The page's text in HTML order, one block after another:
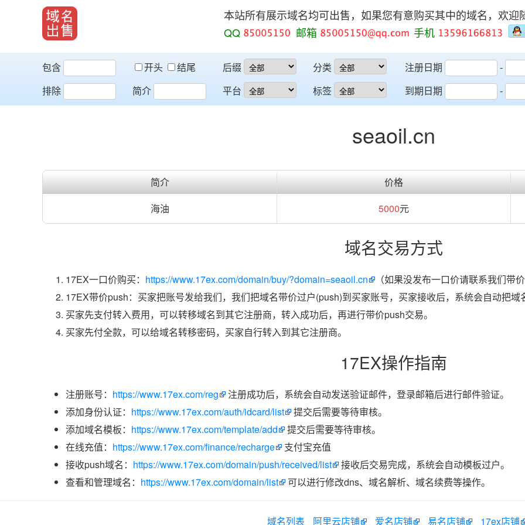
本站所有展示域名均可出售，如果您有意购买其中的域名，欢迎
QQ
邮箱 手机
包含 开头
结尾
排除
简介
后缀
平台
分类
标签
注册日期
-
到期日期
-
seaoil.cn
简介 价格
海油
5000元
域名交易方式
17EX一口价购买： https://www.17ex.com/domain/buy/?domain=seaoil.cn
（如果没发布一口价请联系我们带价
17EX带价push：买家把账号发给我们，我们把域名带价过户(push)到买家账号，买家接收后，系统会自动把域
买家先支付转入费用，可以转移域名到其它注册商，转入成功后，再进行带价push交易。
买家先付全款，可以给域名转移密码，买家自行转入到其它注册商。
17EX操作指南
注册账号： https://www.17ex.com/reg
注册成功后，系统会自动发送验证邮件，登录邮箱后进行邮件验证。
添加身份认证： https://www.17ex.com/auth/idcard/list
提交后需要等待审核。
添加域名模板： https://www.17ex.com/template/add
提交后需要等待审核。
在线充值： https://www.17ex.com/finance/recharge
支付宝充值
接收push域名： https://www.17ex.com/domain/push/received/list
接收后交易完成，系统会自动模板过户。
查看和管理域名： https://www.17ex.com/domain/list 可以进行修改dns、域名解析、域名续费等操作。
域名列表 阿里云店铺 爱名店铺 易名店铺 17ex店铺